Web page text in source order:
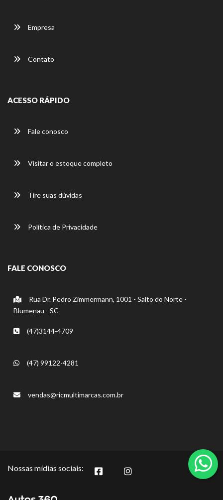
Empresa
Contato
ACESSO RÁPIDO
Fale conosco
Visitar o estoque completo
Tire suas dúvidas
Política de Privacidade
FALE CONOSCO
Rua Dr. Pedro Zimmermann, 1001 - Salto do Norte -
Blumenau - SC
(47)3144-4709
(47) 99122-4281
vendas@ricmultimarcas.com.br
Nossas mídias sociais: